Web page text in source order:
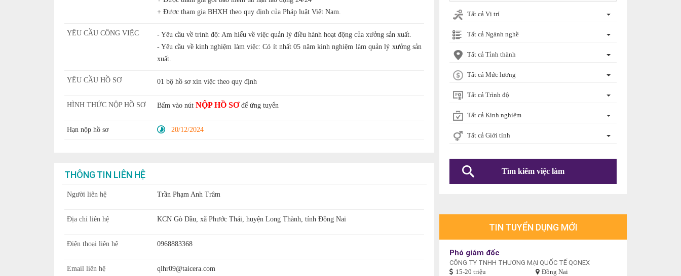
+ Được tham gia BHXH theo quy định của Pháp luật Việt Nam.
YÊU CẦU CÔNG VIỆC
- Yêu cầu về trình độ: Am hiểu về việc quản lý điều hành hoạt động của xưởng sản xuất.
- Yêu cầu về kinh nghiệm làm việc: Có ít nhất 05 năm kinh nghiệm làm quản lý xưởng sản
xuất.
YÊU CẦU HỒ SƠ 01 bộ hồ sơ xin việc theo quy định
HÌNH THỨC NỘP HỒ SƠ Bấm vào nút NỘP HỒ SƠđể ứng tuyển
Hạn nộp hồ sơ 20/12/2024
THÔNG TIN LIÊN HỆ
Người liên hệ Trần Phạm Anh Trâm
Địa chỉ liên hệ KCN Gò Dầu, xã Phước Thái, huyện Long Thành, tỉnh Đồng Nai
Điện thoại liên hệ 0968883368
Email liên hệ qlhr09@taicera.com
Tất cả Vị trí
Tất cả Ngành nghề
Tất cả Tỉnh thành
Tất cả Mức lương
Tất cả Trình độ
Tất cả Kinh nghiệm
Tất cả Giới tính
TIN TUYỂN DỤNG MỚI
Phó giám đốc
CÔNG TY TNHH THƯƠNG MẠI QUỐC TẾ QONEX
15-20 triệu Đồng Nai